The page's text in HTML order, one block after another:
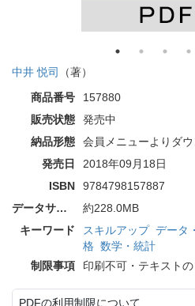
中井 悦司
（著）
商品番号
157880
販売状態
発売中
納品形態
会員メニューよりダ
発売日
2018年09月18日
ISBN
9784798157887
データサイズ
約228.0MB
キーワード
スキルアップ データ
格 数学・統計
制限事項
印刷不可・テキスト
PDFの利用制限について